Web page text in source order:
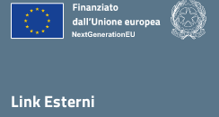
Link Esterni